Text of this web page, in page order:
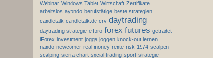
Webinar Windows Tablet Wirtschaft Zertifikate
arbeitslos ayondo berufstätige beste strategien
candletalk candletalk.de crv daytrading
daytrading strategie eToro forex futures getradet
iForex investment jogge joggen knock-out lernen
nando newcomer real money rente risk 1974 scalpen
scalping sierra chart social trading sport strategie